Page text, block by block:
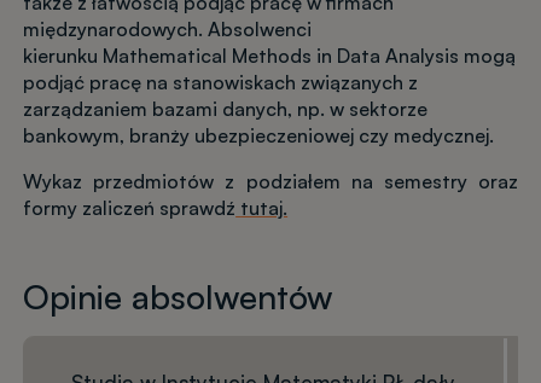
międzynarodowych. Absolwenci
kierunku Mathematical Methods in Data Analysis mogą
podjąć pracę na stanowiskach związanych z
zarządzaniem bazami danych, np. w sektorze
bankowym, branży ubezpieczeniowej czy medycznej.
Wykaz przedmiotów z podziałem na semestry oraz
formy zaliczeń sprawdź tutaj.
Opinie absolwentów